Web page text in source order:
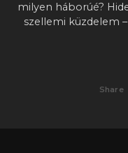
milyen háborúé?
szellemi küzdelem
Share